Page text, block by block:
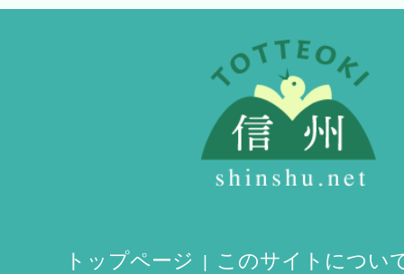
トップページ
このサイトについ